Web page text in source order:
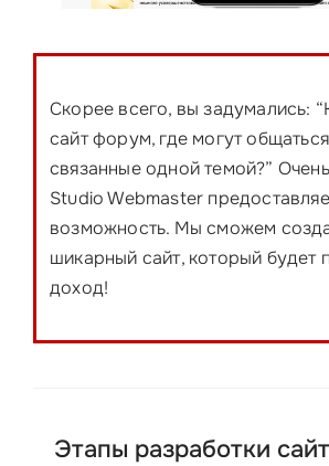
Скорее всего, вы задумались:
сайт форум, где могут
связанные одной темой?”
Studio Webmaster
возможность. Мы сможем
шикарный сайт, который будет
доход!
Этапы разработки